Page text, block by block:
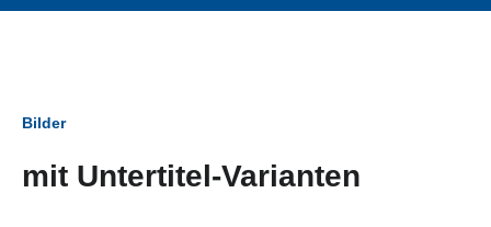
Bilder
mit Untertitel-Varianten